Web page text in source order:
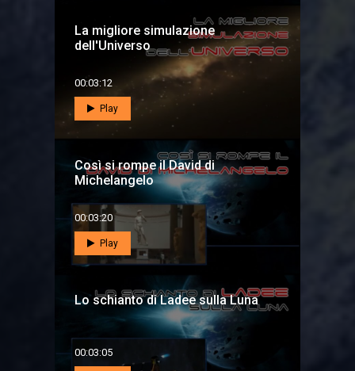
La migliore simulazione
dell'Universo
00:03:12
Play
Così si rompe il David di
Michelangelo
00:03:20
Play
Lo schianto di Ladee sulla Luna
00:03:05